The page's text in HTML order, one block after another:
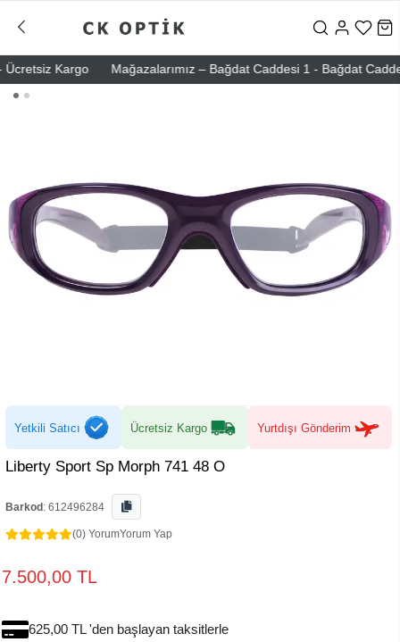
Kargo Mağazalarımız – Bağdat Caddesi 1 - Bağdat
Yetkili Satıcı Ücretsiz Kargo Yurtdışı Gönderim
Liberty Sport Sp Morph 741 48 O
Barkod : 612496284
(0) YorumYorum Yap
7.500,00 TL
625,00 TL 'den başlayan taksitlerle